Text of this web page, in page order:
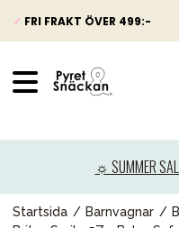
✓ FRI FRAKT ÖVER 499:-
☼ SUMMER
Startsida Barnvagnar